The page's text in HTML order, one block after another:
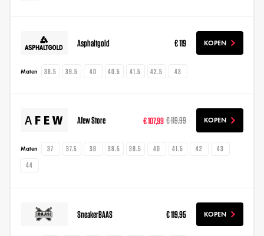
Asphaltgold € 119 KOPEN
Maten 38.5 39.5 40 40.5 41.5 42.5 43
Afew Store € 107,99 € 119,99 KOPEN
Maten 37 37.5 38 38.5 39.5 40 41.5 42
43
44
SneakerBAAS € 119,95 KOPEN